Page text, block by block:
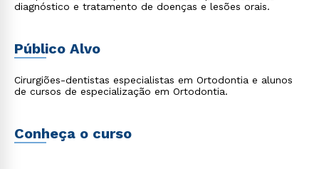
diagnóstico e tratamento de doenças e lesões orais.
Público Alvo
Cirurgiões-dentistas especialistas em Ortodontia e alunos
de cursos de especialização em Ortodontia.
Conheça o curso